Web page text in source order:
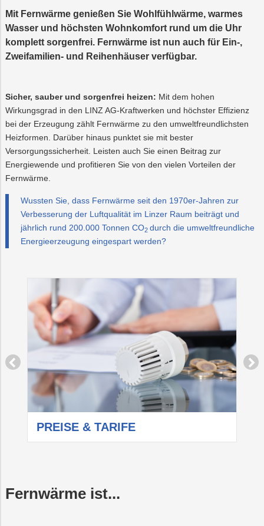
Abfallberatung
Wartung
und
Überprüfung
der
Strom
Aktionen
Förderungen
Photovoltaik
Wärme
Wasser
Hausbau
Online-
Services
Planauskunft
E-
Fitness
Kurse
Trauer
PLUS24
Mobilität
Online-
Services
Projekte
LINZ
AG-
Kulturzeit
Mit Fernwärme genießen Sie Wohlfühlwärme, warmes
Wasser und höchsten Wohnkomfort rund um die Uhr
komplett sorgenfrei. Fernwärme ist nun auch für Ein-,
Zweifamilien- und Reihenhäuser verfügbar.
Sicher, sauber und sorgenfrei heizen: Mit dem hohen
Wirkungsgrad in den LINZ AG-Kraftwerken und höchster Effizienz
bei der Erzeugung zählt Fernwärme zu den umweltfreundlichsten
Heizformen. Darüber hinaus punktet sie mit bester
Versorgungssicherheit. Leisten auch Sie einen Beitrag zur
Energiewende und profitieren Sie von den vielen Vorteilen der
Fernwärme.
Wussten Sie, dass Fernwärme seit den 1970er-Jahren zur
Verbesserung der Luftqualität im Linzer Raum beiträgt und
jährlich rund 200.000 Tonnen CO2 durch die umweltfreundliche
Energieerzeugung eingespart werden?
PREISE & TARIFE
Fernwärme ist...